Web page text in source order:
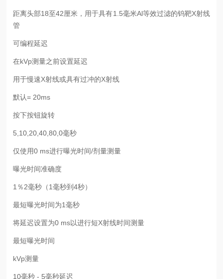
距离头部18至42厘米，用于具有1.5毫米Al等效过滤的钨靶X射线
管
可编程延迟
在kVp测量之前设置延迟
用于慢速X射线或具有过冲的X射线
默认= 20ms
按下按钮旋转
5,10,20,40,80,0毫秒
仅使用0 ms进行曝光时间/剂量测量
曝光时间准确度
1％2毫秒（1毫秒到4秒）
最短曝光时间为1毫秒
将延迟设置为0 ms以进行短X射线时间测量
最短曝光时间
kVp测量
10毫秒 - 5毫秒延迟